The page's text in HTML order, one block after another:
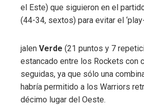
el Este) que siguieron en el
(44-34, sextos) para evitar el ‘play-
jalen Verde (21 puntos y 7
estancado entre los Rockets con
seguidas, ya que sólo una
habría permitido a los Warriors
décimo lugar del Oeste.